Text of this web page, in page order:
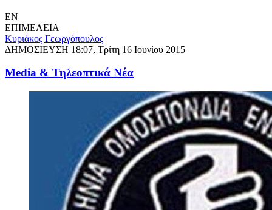
EN
ΕΠΙΜΕΛΕΙΑ
Κυριάκος Γεωργόπουλος
ΔΗΜΟΣΙΕΥΣΗ 18:07, Τρίτη 16 Ιουνίου 2015
Media & Τηλεοπτικά Νέα